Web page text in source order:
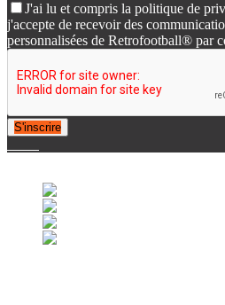
J'ai lu et compris la politique de
j'accepte de recevoir des
personnalisées de Retrofootball® par
S'inscrire